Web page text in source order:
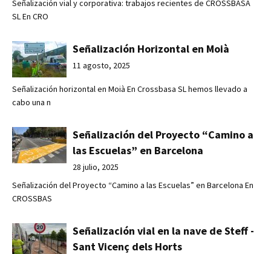
Señalización vial y corporativa: trabajos recientes de CROSSBASA
SL En CRO
Señalización Horizontal en Moià
11 agosto, 2025
Señalización horizontal en Moià En Crossbasa SL hemos llevado a
cabo una n
Señalización del Proyecto “Camino a
las Escuelas” en Barcelona
28 julio, 2025
Señalización del Proyecto “Camino a las Escuelas” en Barcelona En
CROSSBAS
Señalización vial en la nave de Steff -
Sant Vicenç dels Horts